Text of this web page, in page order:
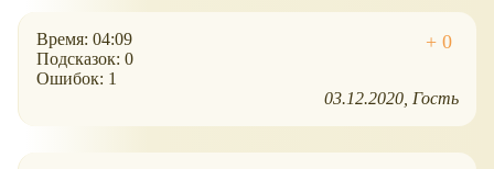
Время: 04:09
Подсказок: 0
Ошибок: 1
03.12.2020 Гость